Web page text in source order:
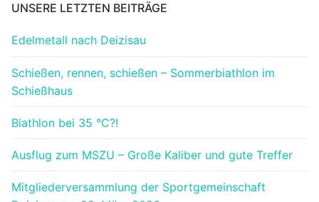
UNSERE LETZTEN BEITRÄGE
Edelmetall nach Deizisau
Schießen, rennen, schießen – Sommerbiathlon im
Schießhaus
Biathlon bei 35 °C?!
Ausflug zum MSZU – Große Kaliber und gute Treffer
Mitgliederversammlung der Sportgemeinschaft